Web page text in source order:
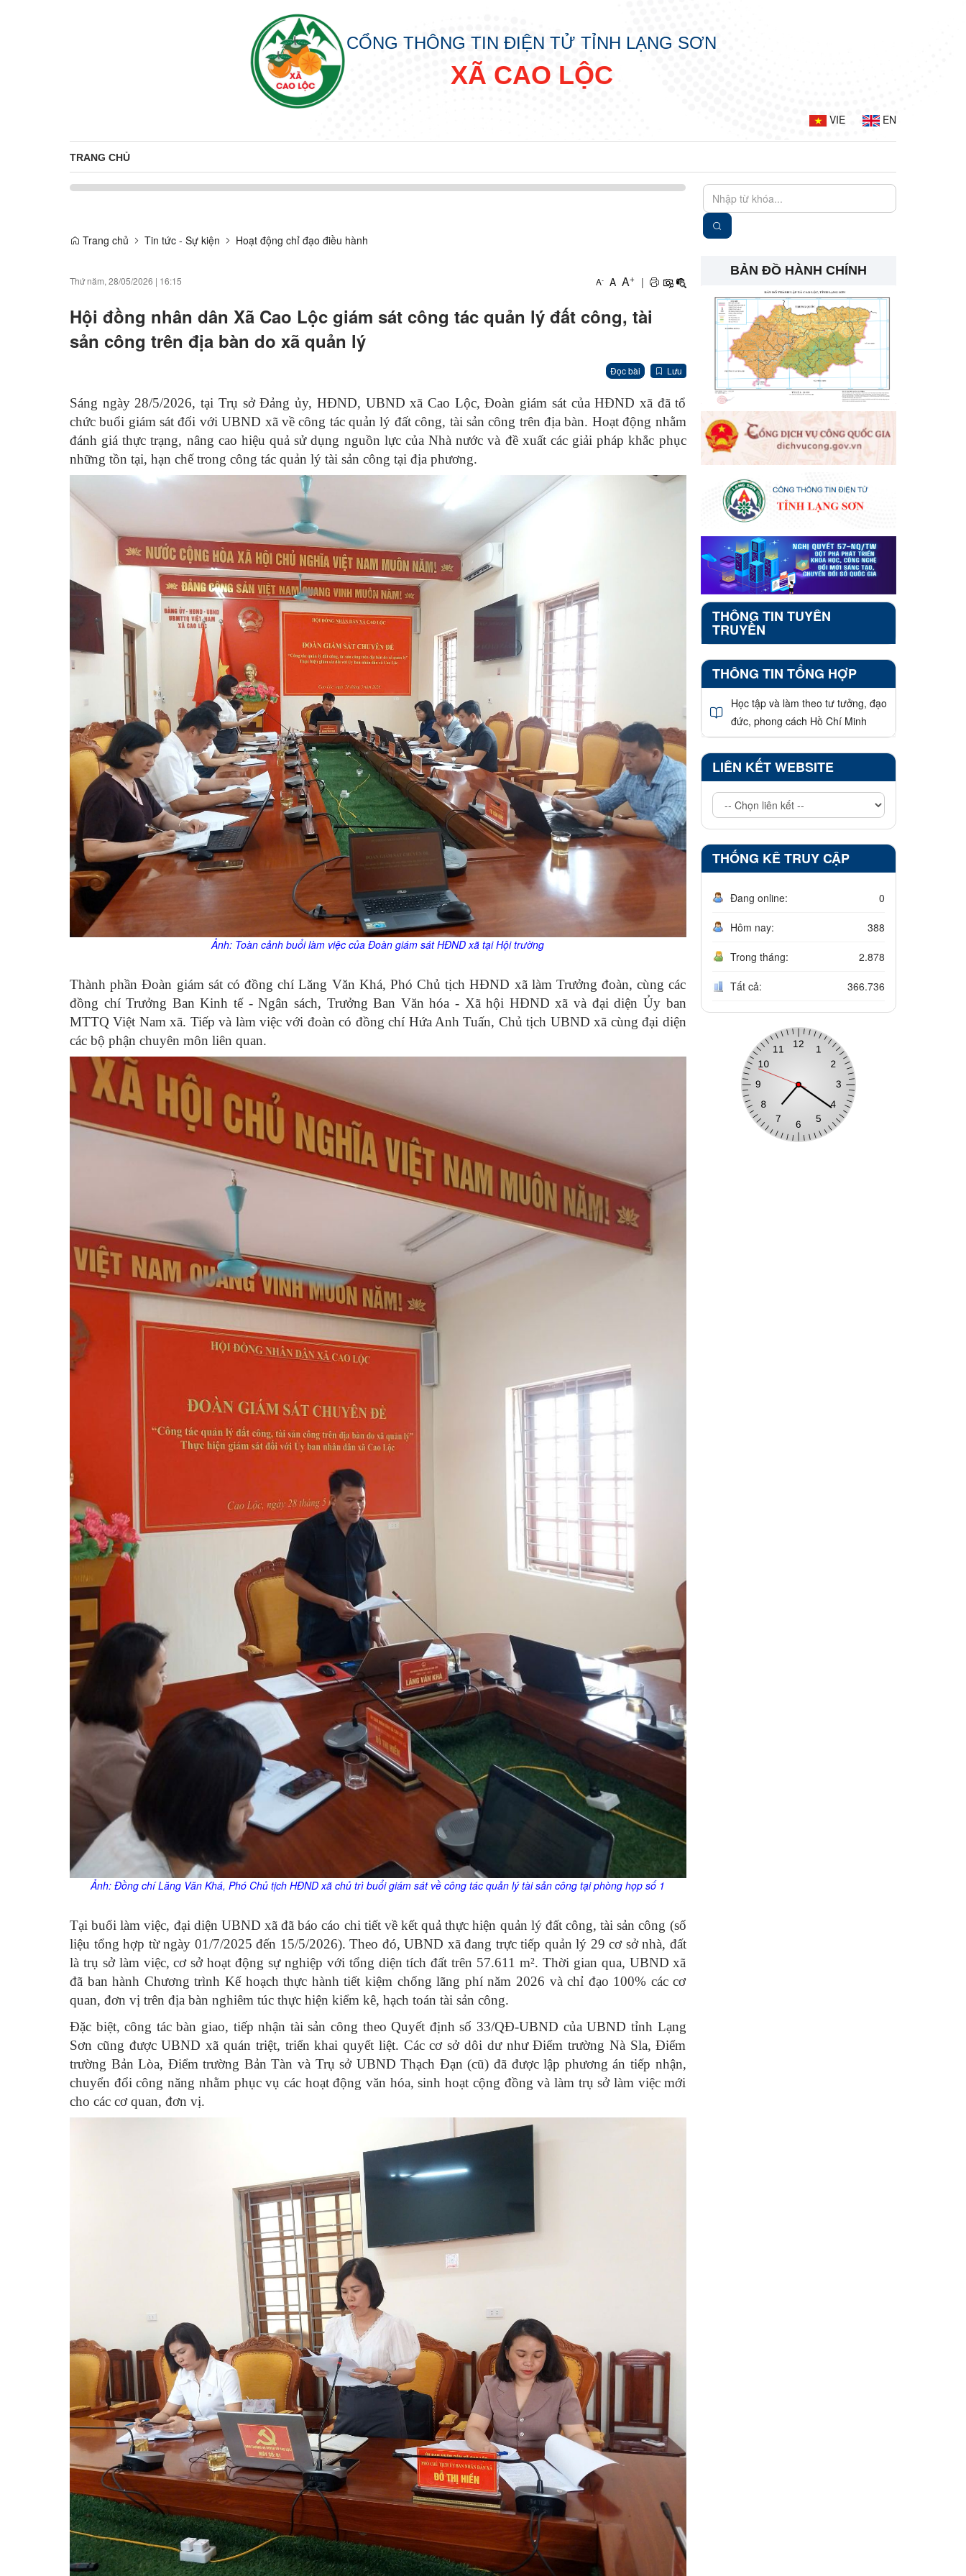
CỔNG THÔNG TIN ĐIỆN TỬ TỈNH LẠNG SƠN
XÃ CAO LỘC
VIE EN
TRANG CHỦ
Trang chủ Tin tức - Sự kiện Hoạt động chỉ đạo điều hành
Thứ năm, 28/05/2026 | 16:15 A- A A+ |
Hội đồng nhân dân Xã Cao Lộc giám sát công tác quản lý đất công, tài
sản công trên địa bàn do xã quản lý
Đọc bài Lưu
Sáng ngày 28/5/2026, tại Trụ sở Đảng ủy, HĐND, UBND xã Cao Lộc, Đoàn giám sát của HĐND xã đã tổ
chức buổi giám sát đối với UBND xã về công tác quản lý đất công, tài sản công trên địa bàn. Hoạt động nhằm
đánh giá thực trạng, nâng cao hiệu quả sử dụng nguồn lực của Nhà nước và đề xuất các giải pháp khắc phục
những tồn tại, hạn chế trong công tác quản lý tài sản công tại địa phương.
Ảnh: Toàn cảnh buổi làm việc của Đoàn giám sát HĐND xã tại Hội trường
Thành phần Đoàn giám sát có đồng chí Lăng Văn Khá, Phó Chủ tịch HĐND xã làm Trưởng đoàn, cùng các
đồng chí Trưởng Ban Kinh tế - Ngân sách, Trưởng Ban Văn hóa - Xã hội HĐND xã và đại diện Ủy ban
MTTQ Việt Nam xã. Tiếp và làm việc với đoàn có đồng chí Hứa Anh Tuấn, Chủ tịch UBND xã cùng đại diện
các bộ phận chuyên môn liên quan.
Ảnh:Đồng chí Lăng Văn Khá, Phó Chủ tịch HĐND xã chủ trì buổi giám sát về công tác quản lý tài sản công tại phòng họp số 1
Tại buổi làm việc, đại diện UBND xã đã báo cáo chi tiết về kết quả thực hiện quản lý đất công, tài sản công (số
liệu tổng hợp từ ngày 01/7/2025 đến 15/5/2026). Theo đó, UBND xã đang trực tiếp quản lý 29 cơ sở nhà, đất
là trụ sở làm việc, cơ sở hoạt động sự nghiệp với tổng diện tích đất trên 57.611 m². Thời gian qua, UBND xã
đã ban hành Chương trình Kế hoạch thực hành tiết kiệm chống lãng phí năm 2026 và chỉ đạo 100% các cơ
quan, đơn vị trên địa bàn nghiêm túc thực hiện kiểm kê, hạch toán tài sản công.
Đặc biệt, công tác bàn giao, tiếp nhận tài sản công theo Quyết định số 33/QĐ-UBND của UBND tỉnh Lạng
Sơn cũng được UBND xã quán triệt, triển khai quyết liệt. Các cơ sở dôi dư như Điểm trường Nà Sla, Điểm
trường Bản Lòa, Điểm trường Bản Tàn và Trụ sở UBND Thạch Đạn (cũ) đã được lập phương án tiếp nhận,
chuyển đổi công năng nhằm phục vụ các hoạt động văn hóa, sinh hoạt cộng đồng và làm trụ sở làm việc mới
cho các cơ quan, đơn vị.
BẢN ĐỒ HÀNH CHÍNH
THÔNG TIN TUYÊN
TRUYỀN
THÔNG TIN TỔNG HỢP
Học tập và làm theo tư tưởng, đạo
đức, phong cách Hồ Chí Minh
LIÊN KẾT WEBSITE
THỐNG KÊ TRUY CẬP
Đang online: 0
Hôm nay: 388
Trong tháng: 2.878
Tất cả: 366.736